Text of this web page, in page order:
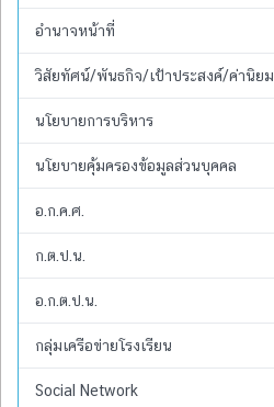
อำนาจหน้าที่
วิสัยทัศน์/พันธกิจ/เป้าประสงค์/ค่านิยม
นโยบายการบริหาร
นโยบายคุ้มครองข้อมูลส่วนบุคคล
อ.ก.ค.ศ.
ก.ต.ป.น.
อ.ก.ต.ป.น.
กลุ่มเครือข่ายโรงเรียน
Social Network